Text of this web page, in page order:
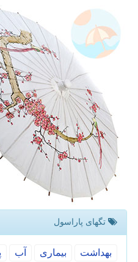
تگهای پاراسول
بهداشت بیماری آب